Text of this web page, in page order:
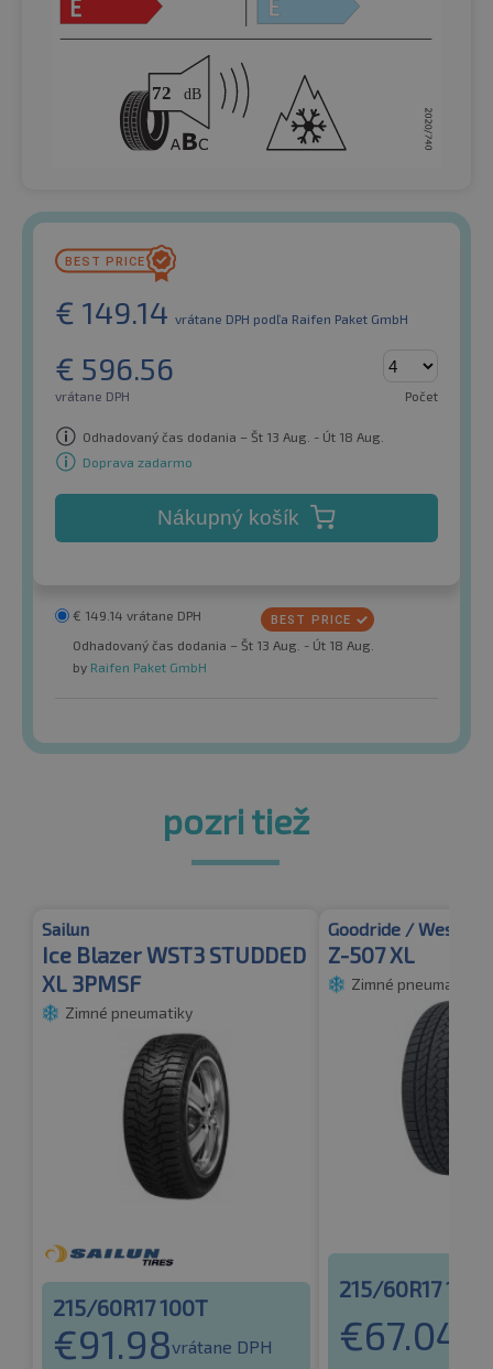
€ 149.14 vrátane DPH podľa Raifen Paket GmbH
€ 596.56
vrátane DPH Počet
Odhadovaný čas dodania – Št 13 Aug. - Út 18 Aug.
Doprava zadarmo
Nákupný košík
€ 149.14 vrátane DPH
Odhadovaný čas dodania – Št 13 Aug. - Út 18 Aug.
by Raifen Paket GmbH
pozri tiež
Sailun
Ice Blazer WST3 STUDDED
XL 3PMSF
Zimné pneumatiky
215/60R17 100T
€91.98vrátane DPH
Goodride / Westlake
Z-507 XL
Zimné pneumatiky
215/60R17 100V
€67.04